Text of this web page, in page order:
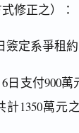
修正之）：
簽定系爭租約
日支付900萬
計1350萬元